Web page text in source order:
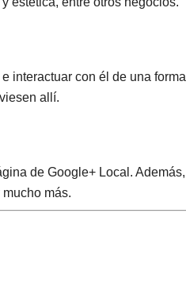
interactuar con él de una forma
allí.
de Google+ Local. Además,
más.